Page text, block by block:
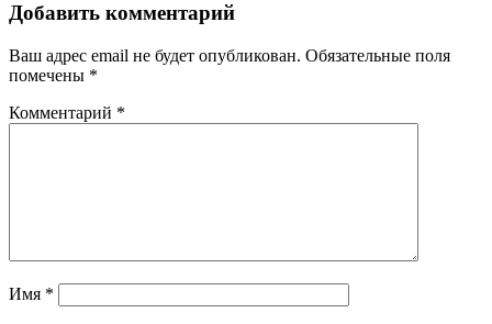
Добавить комментарий
Ваш адрес email не будет опубликован. Обязательные поля
помечены *
Комментарий *
Имя *